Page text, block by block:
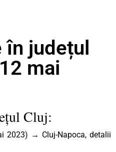
în județul
mai
Cluj:
2023) → Cluj-Napoca, detalii